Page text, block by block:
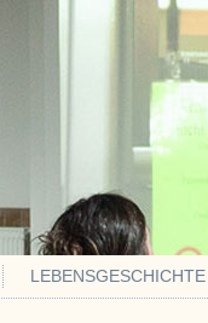
LEBENSGESCHICHTE